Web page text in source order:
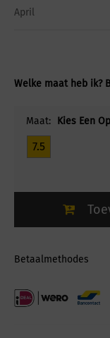
April
Welke maat heb ik?
Maat: Kies Een
7.5
Betaalmethodes